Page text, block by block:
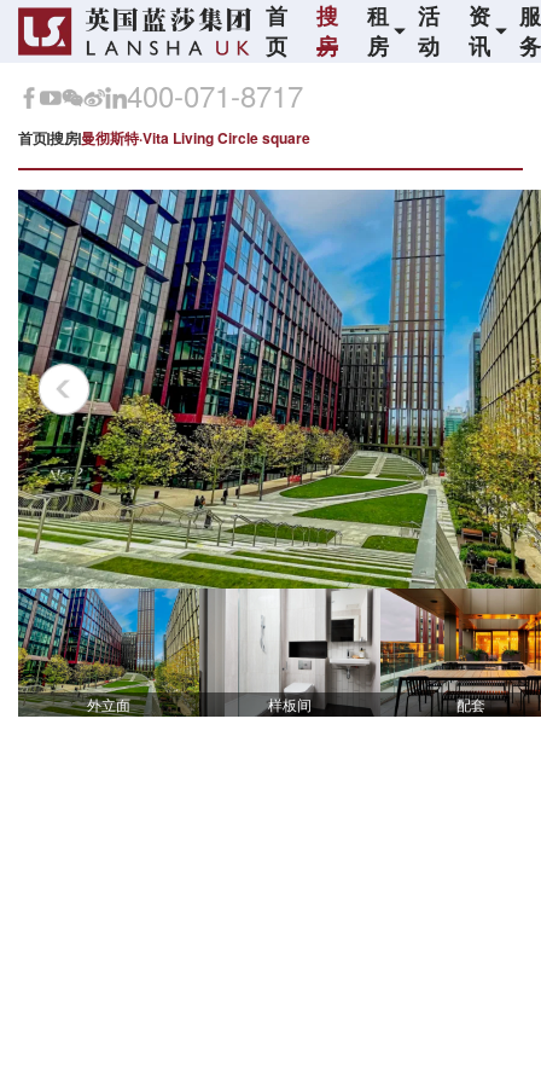
首
页
搜
房
租
房
活
动
资
讯
服
务
400-071-8717
首页搜房曼彻斯特·Vita Living Circle square
外立面 样板间 配套